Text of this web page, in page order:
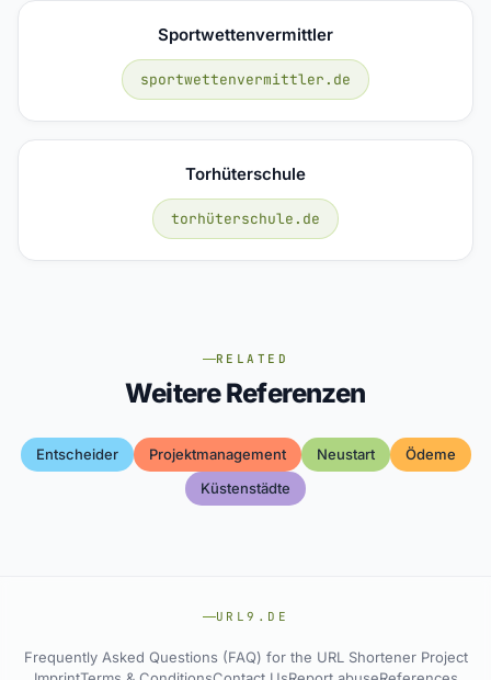
Sportwettenvermittler
sportwettenvermittler.de
Torhüterschule
torhüterschule.de
RELATED
Weitere Referenzen
Entscheider Projektmanagement Neustart
Ödeme
Küstenstädte
URL9.DE
Frequently Asked Questions (FAQ) for the URL Shortener Project